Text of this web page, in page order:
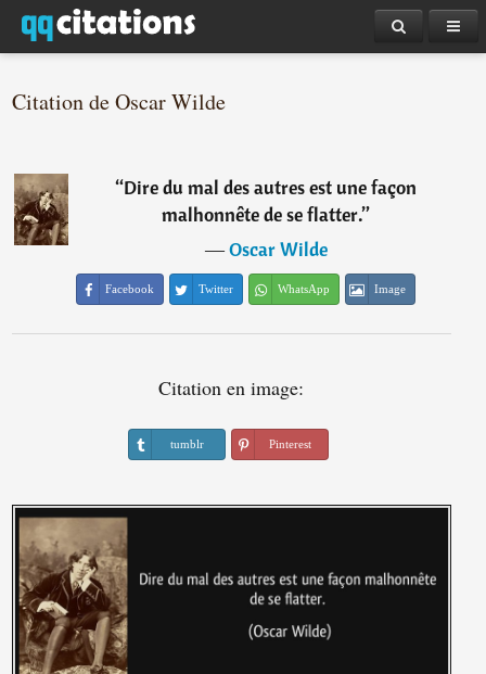
Citation de Oscar Wilde
“Dire du mal des autres est une façon
malhonnête de se flatter.”
―Oscar Wilde
Facebook Twitter WhatsApp Image
Citation en image:
tumblr Pinterest